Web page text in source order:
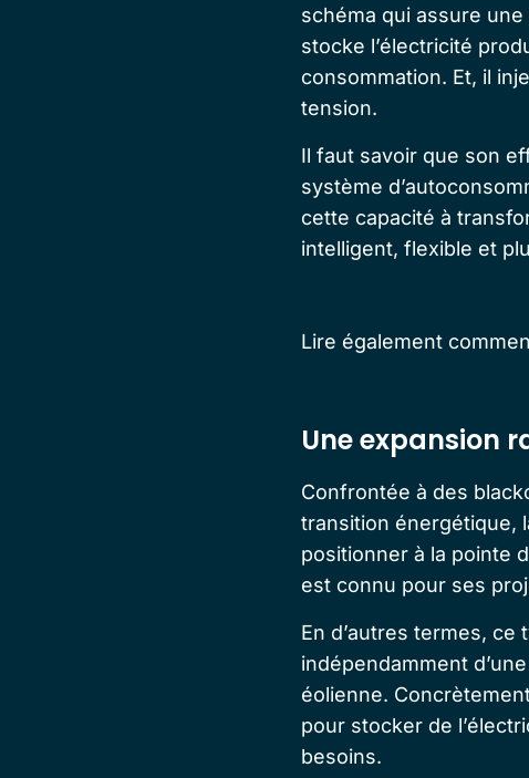
schéma qui assure
stocke l’électricité
consommation. Et, il
tension.
Il faut savoir que son
système
cette capacité à
intelligent, flexible et
Lire également
Une expansion
Confrontée à des
transition énergétique,
positionner à la pointe
est connu pour ses
En d’autres termes,
indépendamment
éolienne.
pour stocker de
besoins.